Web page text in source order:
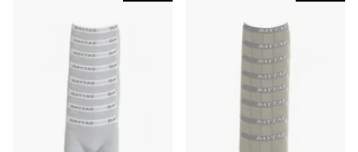
Bugün ne giysem derdine bugün
son ver. Betimoda'nın rengârenk
dünyasına ilk adımını at,
%10 indirim kazan.
Kullanım Koşullarını kabul ediyorum